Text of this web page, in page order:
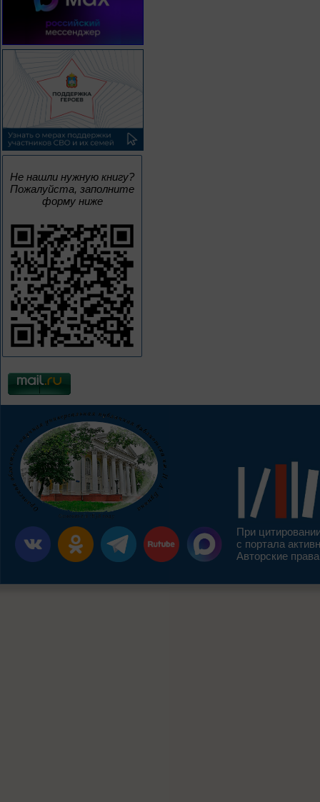
Не нашли нужную книгу?
Пожалуйста, заполните
форму ниже
При
с портала
Авторские